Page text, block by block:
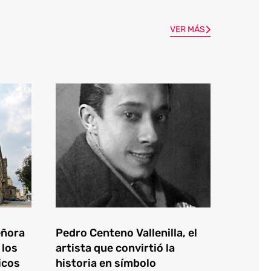
VER MÁS
Pedro Centeno Vallenilla, el
artista que convirtió la
historia en símbolo